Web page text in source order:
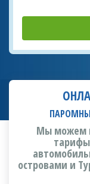
Мы можем
островами и